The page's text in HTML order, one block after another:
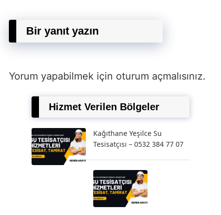
Bir yanıt yazın
Yorum yapabilmek için oturum açmalısınız.
Hizmet Verilen Bölgeler
Kağıthane Yeşilce Su
Tesisatçısı – 0532 384 77 07